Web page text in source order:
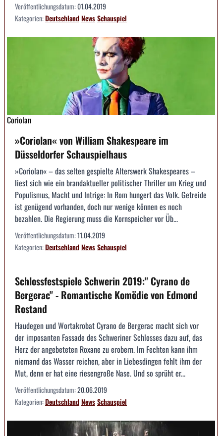
Veröffentlichungsdatum:01.04.2019
Kategorien:DeutschlandNewsSchauspiel
Coriolan
»Coriolan« von William Shakespeare im
Düsseldorfer Schauspielhaus
»Coriolan« – das selten gespielte Alterswerk Shakespeares –
liest sich wie ein brandaktueller politischer Thriller um Krieg und
Populismus, Macht und Intrige: In Rom hungert das Volk. Getreide
ist genügend vorhanden, doch nur wenige können es noch
bezahlen. Die Regierung muss die Kornspeicher vor Üb...
Veröffentlichungsdatum:11.04.2019
Kategorien:DeutschlandNewsSchauspiel
Schlossfestspiele Schwerin 2019:" Cyrano de
Bergerac" - Romantische Komödie von Edmond
Rostand
Haudegen und Wortakrobat Cyrano de Bergerac macht sich vor
der imposanten Fassade des Schweriner Schlosses dazu auf, das
Herz der angebeteten Roxane zu erobern. Im Fechten kann ihm
niemand das Wasser reichen, aber in Liebesdingen fehlt ihm der
Mut, denn er hat eine riesengroße Nase. Und so sprüht er...
Veröffentlichungsdatum:20.06.2019
Kategorien:DeutschlandNewsSchauspiel